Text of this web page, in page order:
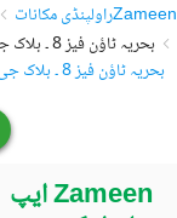
Zameenراولپنڈی مکانات
بحریہ ٹاؤن فیز 8 ۔ بلاک جی مکانات
بحریہ ٹاؤن فیز 8 ۔ بلاک جی مکانات برائے فروخت
Zameen ایپ